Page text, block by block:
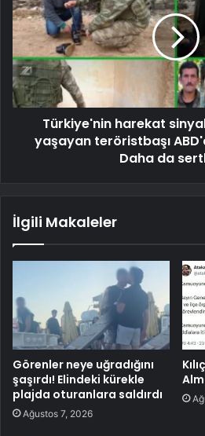
Türkiye'nin harekat
yaşayan teröristbaşı
Daha da
İlgili Makaleler
Görenler neye uğradığını
şaşırdı! Elindeki kürekle
plajda oturanlara saldırdı
Ağustos 7, 2026